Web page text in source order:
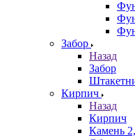
Забор
Назад
Забор
Кирпич
Назад
Кирпич
Камень